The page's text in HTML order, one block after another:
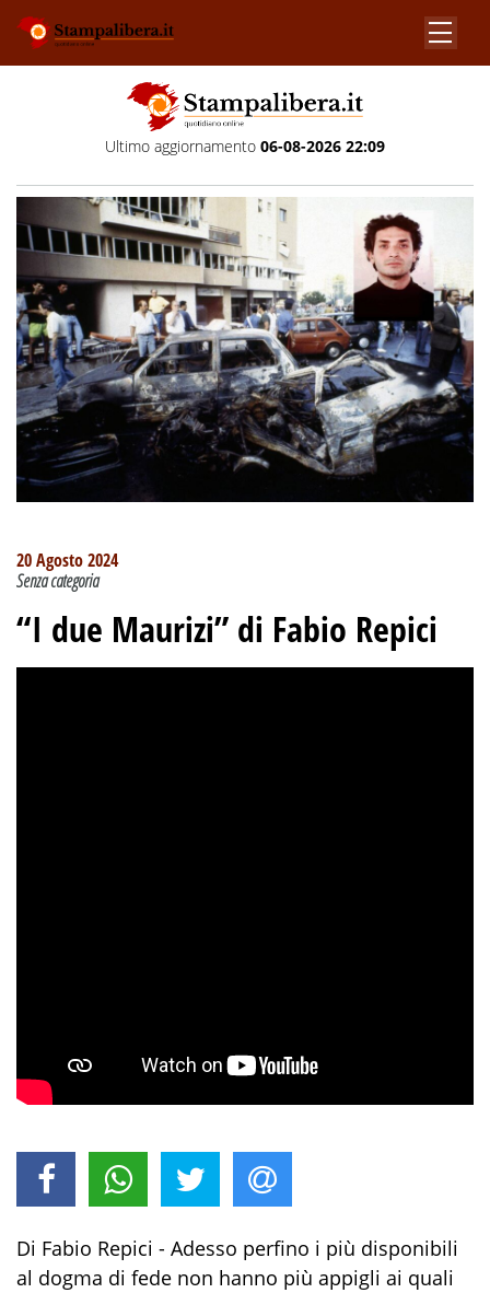
Ultimo aggiornamento 06-08-2026 22:09
20 Agosto 2024
Senza categoria
“I due Maurizi” di Fabio Repici
Di Fabio Repici - Adesso perfino i più disponibili
al dogma di fede non hanno più appigli ai quali